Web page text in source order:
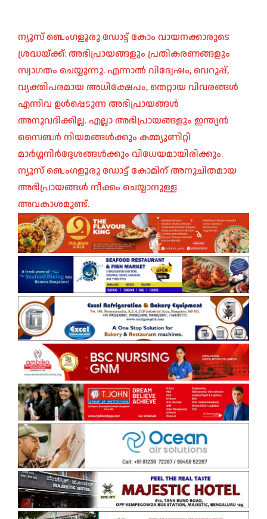
ന്യൂസ് ബെംഗളൂരു ഡോട്ട് കോം വായനക്കാരുടെ
ശ്രദ്ധയ്ക്ക്: അഭിപ്രായങ്ങളും പ്രതികരണങ്ങളും
സ്വാഗതം ചെയ്യുന്നു. എന്നാൽ വിദ്വേഷം, വെറുപ്പ്,
വ്യക്തിപരമായ അധിക്ഷേപം, തെറ്റായ വിവരങ്ങൾ
എന്നിവ ഉൾപ്പെടുന്ന അഭിപ്രായങ്ങൾ
അനുവദിക്കില്ല. എല്ലാ അഭിപ്രായങ്ങളും ഇന്ത്യൻ
സൈബർ നിയമങ്ങൾക്കും കമ്മ്യൂണിറ്റി
മാർഗ്ഗനിർദ്ദേശങ്ങൾക്കും വിധേയമായിരിക്കും.
ന്യൂസ് ബെംഗളൂരു ഡോട്ട് കോമിന് അനുചിതമായ
അഭിപ്രായങ്ങൾ നീക്കം ചെയ്യാനുള്ള
അവകാശമുണ്ട്.